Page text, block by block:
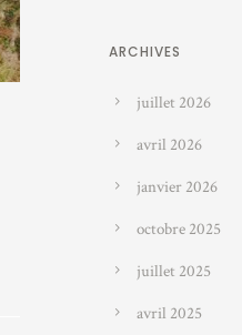
ARCHIVES
juillet 2026
avril 2026
janvier 2026
octobre 2025
juillet 2025
avril 2025